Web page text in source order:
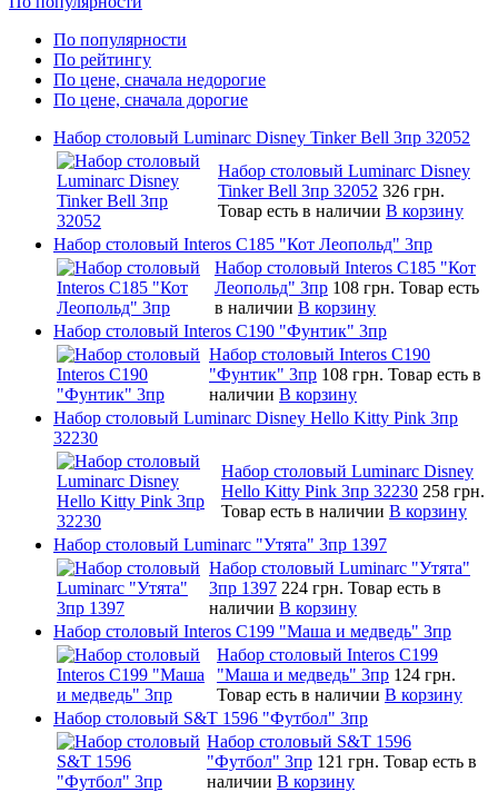
По популярности
По рейтингу
По цене, сначала недорогие
По цене, сначала дорогие
Набор столовый Luminarc Disney Tinker Bell 3пр 32052
Набор столовый Luminarc Disney
Tinker Bell 3пр 32052 326 грн.
Товар есть в наличии В корзину
Набор столовый Interos C185 "Кот Леопольд" 3пр
Набор столовый Interos C185 "Кот
Леопольд" 3пр 108 грн. Товар есть
в наличии В корзину
Набор столовый Interos C190 "Фунтик" 3пр
Набор столовый Interos C190
"Фунтик" 3пр 108 грн. Товар есть в
наличии В корзину
Набор столовый Luminarc Disney Hello Kitty Pink 3пр
32230
Набор столовый Luminarc Disney
Hello Kitty Pink 3пр 32230 258 грн.
Товар есть в наличии В корзину
Набор столовый Luminarc "Утята" 3пр 1397
Набор столовый Luminarc "Утята"
3пр 1397 224 грн. Товар есть в
наличии В корзину
Набор столовый Interos C199 "Маша и медведь" 3пр
Набор столовый Interos C199
"Маша и медведь" 3пр 124 грн.
Товар есть в наличии В корзину
Набор столовый S&T 1596 "Футбол" 3пр
Набор столовый S&T 1596
"Футбол" 3пр 121 грн. Товар есть в
наличии В корзину